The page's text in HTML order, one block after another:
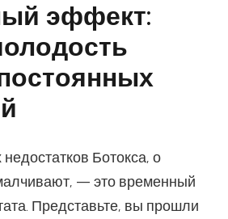
эффект:
Ботокса, о
— это временный
Представьте, вы прошли